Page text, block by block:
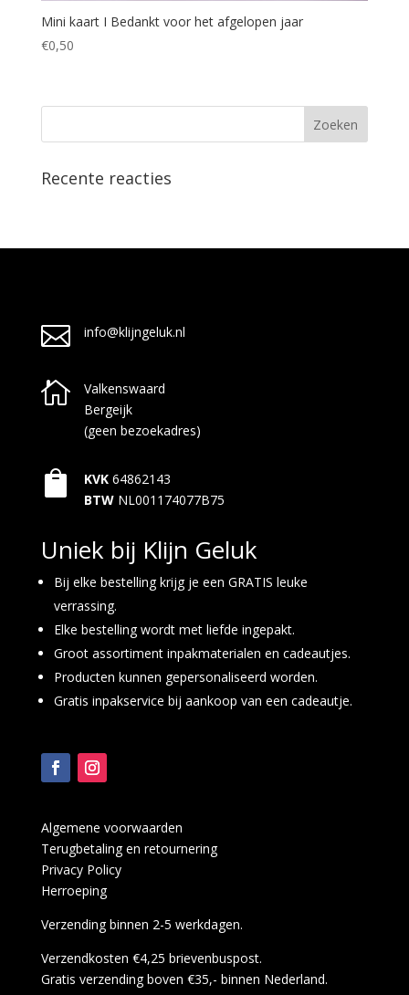
Mini kaart I Bedankt voor het afgelopen jaar
€0,50
Recente reacties
 info@klijngeluk.nl

Valkenswaard
Bergeijk
(geen bezoekadres)
 KVK 64862143
BTW NL001174077B75
Uniek bij Klijn Geluk
Bij elke bestelling krijg je een GRATIS leuke
verrassing.
Elke bestelling wordt met liefde ingepakt.
Groot assortiment inpakmaterialen en cadeautjes.
Producten kunnen gepersonaliseerd worden.
Gratis inpakservice bij aankoop van een cadeautje.
Algemene voorwaarden
Terugbetaling en retournering
Privacy Policy
Herroeping
Verzending binnen 2-5 werkdagen.
Verzendkosten €4,25 brievenbuspost.
Gratis verzending boven €35,- binnen Nederland.